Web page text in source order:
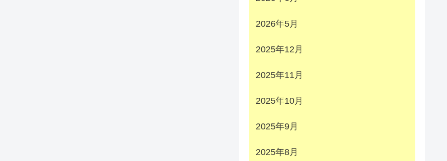
2026年5月
2025年12月
2025年11月
2025年10月
2025年9月
2025年8月